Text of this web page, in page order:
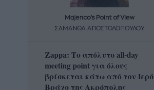
Majenco's Point of View
ΣΑΜΑΝΘΑ ΑΠΟΣΤΟΛΟΠΟΥΛΟΥ
Zappa: Το απόλυτο all-day
meeting point για όλους
βρίσκεται κάτω από τον Ιερό
Βράχο της Ακρόπολης